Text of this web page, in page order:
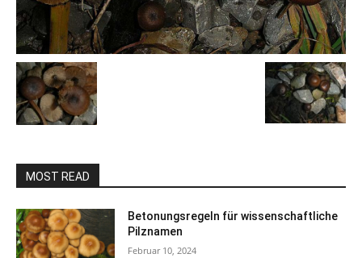
MOST READ
Betonungsregeln für wissenschaftliche
Pilznamen
Februar 10, 2024